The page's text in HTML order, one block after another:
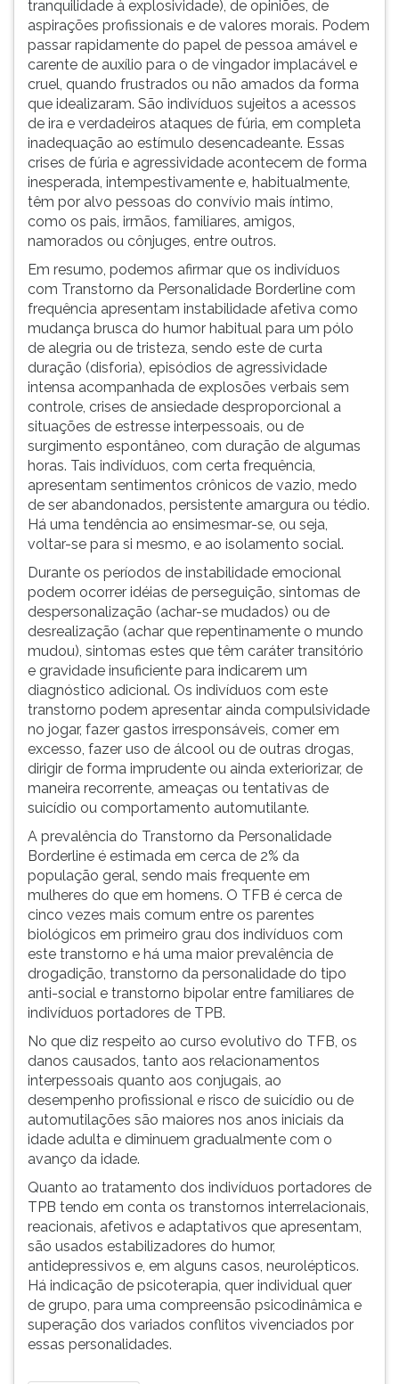
tranquilidade à explosividade), de opiniões, de
aspirações profissionais e de valores morais. Podem
passar rapidamente do papel de pessoa amável e
carente de auxílio para o de vingador implacável e
cruel, quando frustrados ou não amados da forma
que idealizaram. São indivíduos sujeitos a acessos
de ira e verdadeiros ataques de fúria, em completa
inadequação ao estímulo desencadeante. Essas
crises de fúria e agressividade acontecem de forma
inesperada, intempestivamente e, habitualmente,
têm por alvo pessoas do convívio mais íntimo,
como os pais, irmãos, familiares, amigos,
namorados ou cônjuges, entre outros.
Em resumo, podemos afirmar que os indivíduos
com Transtorno da Personalidade Borderline com
frequência apresentam instabilidade afetiva como
mudança brusca do humor habitual para um pólo
de alegria ou de tristeza, sendo este de curta
duração (disforia), episódios de agressividade
intensa acompanhada de explosões verbais sem
controle, crises de ansiedade desproporcional a
situações de estresse interpessoais, ou de
surgimento espontâneo, com duração de algumas
horas. Tais indivíduos, com certa frequência,
apresentam sentimentos crônicos de vazio, medo
de ser abandonados, persistente amargura ou tédio.
Há uma tendência ao ensimesmar-se, ou seja,
voltar-se para si mesmo, e ao isolamento social.
Durante os períodos de instabilidade emocional
podem ocorrer idéias de perseguição, sintomas de
despersonalização (achar-se mudados) ou de
desrealização (achar que repentinamente o mundo
mudou), sintomas estes que têm caráter transitório
e gravidade insuficiente para indicarem um
diagnóstico adicional. Os indivíduos com este
transtorno podem apresentar ainda compulsividade
no jogar, fazer gastos irresponsáveis, comer em
excesso, fazer uso de álcool ou de outras drogas,
dirigir de forma imprudente ou ainda exteriorizar, de
maneira recorrente, ameaças ou tentativas de
suicídio ou comportamento automutilante.
A prevalência do Transtorno da Personalidade
Borderline é estimada em cerca de 2% da
população geral, sendo mais frequente em
mulheres do que em homens. O TFB é cerca de
cinco vezes mais comum entre os parentes
biológicos em primeiro grau dos indivíduos com
este transtorno e há uma maior prevalência de
drogadição, transtorno da personalidade do tipo
anti-social e transtorno bipolar entre familiares de
indivíduos portadores de TPB.
No que diz respeito ao curso evolutivo do TFB, os
danos causados, tanto aos relacionamentos
interpessoais quanto aos conjugais, ao
desempenho profissional e risco de suicídio ou de
automutilações são maiores nos anos iniciais da
idade adulta e diminuem gradualmente com o
avanço da idade.
Quanto ao tratamento dos indivíduos portadores de
TPB tendo em conta os transtornos interrelacionais,
reacionais, afetivos e adaptativos que apresentam,
são usados estabilizadores do humor,
antidepressivos e, em alguns casos, neurolépticos.
Há indicação de psicoterapia, quer individual quer
de grupo, para uma compreensão psicodinâmica e
superação dos variados conflitos vivenciados por
essas personalidades.